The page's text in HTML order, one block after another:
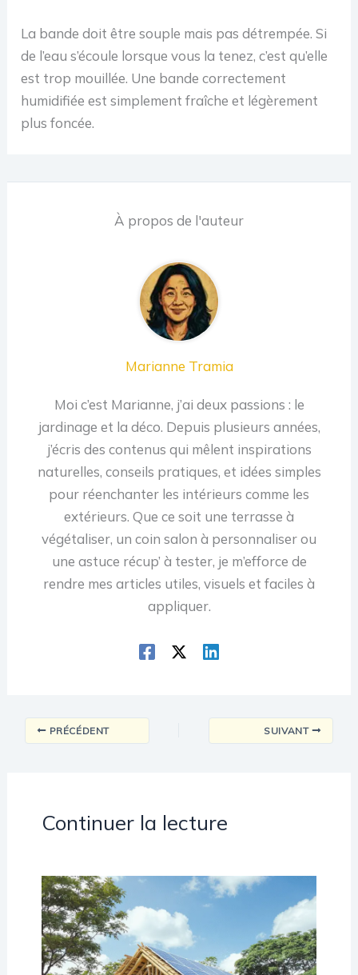
La bande doit être souple mais pas détrempée. Si
de l’eau s’écoule lorsque vous la tenez, c’est qu’elle
est trop mouillée. Une bande correctement
humidifiée est simplement fraîche et légèrement
plus foncée.
À propos de l'auteur
Marianne Tramia
Moi c’est Marianne, j’ai deux passions : le
jardinage et la déco. Depuis plusieurs années,
j’écris des contenus qui mêlent inspirations
naturelles, conseils pratiques, et idées simples
pour réenchanter les intérieurs comme les
extérieurs. Que ce soit une terrasse à
végétaliser, un coin salon à personnaliser ou
une astuce récup’ à tester, je m’efforce de
rendre mes articles utiles, visuels et faciles à
appliquer.
PRÉCÉDENT SUIVANT
Continuer la lecture